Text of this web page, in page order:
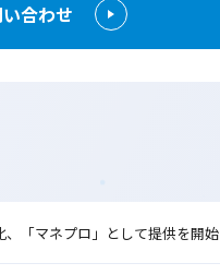
合わせ
「マネプロ」として提供を開始